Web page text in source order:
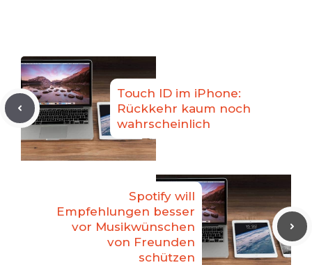
Touch ID im iPhone:
Rückkehr kaum noch
wahrscheinlich
Spotify will
Empfehlungen besser
vor Musikwünschen
von Freunden
schützen